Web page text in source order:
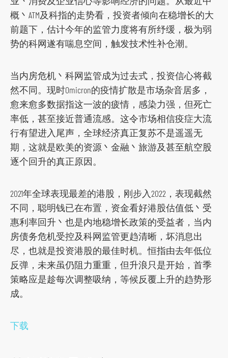
概丶ATM及科指的走势看，投资者倾向在稳增长的大
前题下，估计今年的监管力度将有所纾缓，极为弱
势的科网遂有喘息空间，触发技术性补仓潮。
当内房危机丶科网监管成为过去式，投资信心将截
然不同。现时Omicron的疫情扩散是市场杂音居多，
愈来愈多数据指这一波的疲情，感染力强，但死亡
率低，甚至接近普通流感。这令市场相信疫症大流
行有望进入尾声，全球经济真正复苏不是遥遥无
期，这就是欧美的资源丶金融丶旅游及甚至航空股
逐个回升的真正原因。
2021年全球表现最差的港股，刚步入2022，表现截然
不同，聪明钱已在布置，资金看好港股估值低丶受
惠利率回升丶也是内地稳增长政策的受益者，当内
房债务危机受控及科网监管更趋清晰，坏消息出
尽，也就是投资港股的最佳时机。恒指由去年低位
反弹，未来虽仍阻力重重，但升浪只是开始，首季
策略应是趁每次调整吸纳，等候反覆上升的趋势形
成。
下载